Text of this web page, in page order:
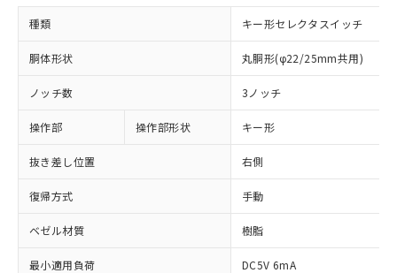
種類 キー形セレクタスイッチ
胴体形状 丸胴形(φ22/25mm共用)
ノッチ数 3ノッチ
操作部 操作部形状 キー形
抜き差し位置 右側
復帰方式 手動
ベゼル材質 樹脂
最小適用負荷 DC5V 6mA